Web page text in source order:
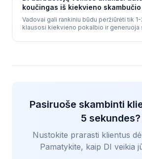
koučingas iš kiekvieno skambučio
Vadovai gali rankiniu būdu peržiūrėti tik
klausosi kiekvieno pokalbio ir generuoja
techniką, empatiją ir konkrečius
Pasiruoše skambinti
5 sekundes?
Nustokite prarasti klientus
Pamatykite, kaip DI veikia